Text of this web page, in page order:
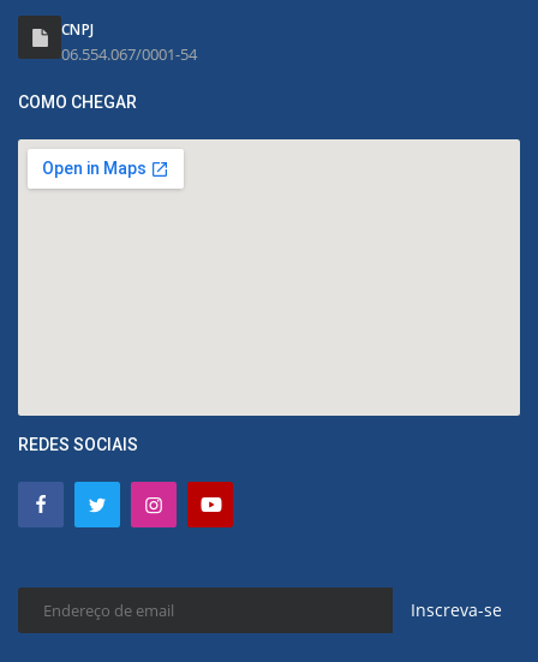
CNPJ
06.554.067/0001-54
COMO CHEGAR
REDES SOCIAIS
Inscreva-se